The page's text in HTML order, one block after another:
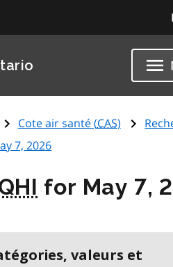
Cote air santé (CAS)
7, 2026
for May 7,
valeurs et